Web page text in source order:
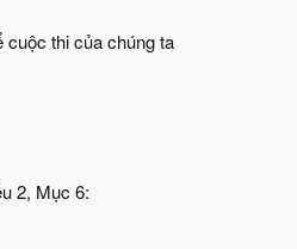
thi của chúng ta
2, Mục 6: